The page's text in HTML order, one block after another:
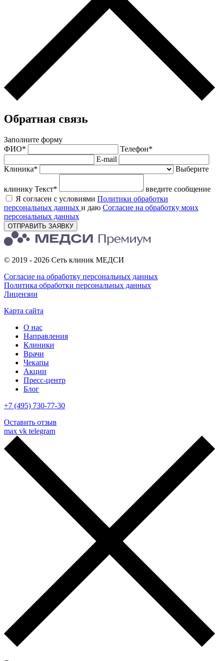
Обратная связь
Заполните форму
ФИО*
Телефон*
E-mail
Клиника*
Выберите
клинику Текст*
введите сообщение
Я согласен с условиями Политики обработки
персональных данных и даю Согласие на обработку моих
персональных данных
ОТПРАВИТЬ ЗАЯВКУ
© 2019 - 2026 Сеть клиник МЕДСИ
Согласие на обработку персональных данных
Политика обработки персональных данных
Лицензии
Карта сайта
О нас
Направления
Клиники
Врачи
Чекапы
Акции
Пресс-центр
Блог
+7 (495) 730-77-30
Оставить отзыв
max vk telegram